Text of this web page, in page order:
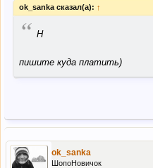
ok_sanka сказал(а): ↑
“ Н
пишите куда платить)
ok_sanka
ШопоНовичок